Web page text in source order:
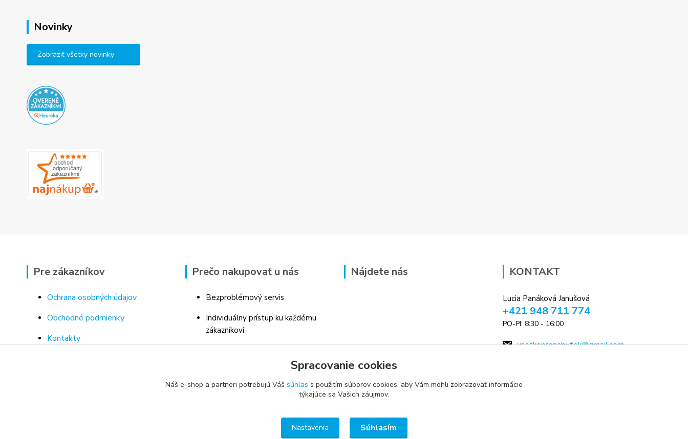
Novinky
Zobraziť všetky novinky
Pre zákazníkov
Ochrana osobných údajov
Obchodné podmienky
Kontakty
Prečo nakupovať u nás
Bezproblémový servis
Individuálny prístup ku každému
zákazníkovi
poradenstvo
Nájdete nás KONTAKT
Lucia Panáková Janušová
+421 948 711 774
PO-PI: 8:30 - 16:00
vsetkoprenabytok@gmail.com
Spracovanie cookies
Náš e-shop a partneri potrebujú Váš súhlas s použitím súborov cookies, aby Vám mohli zobrazovať informácie
týkajúce sa Vašich záujmov.
Nastavenia Súhlasím